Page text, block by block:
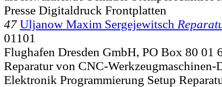
Presse Digitaldruck Frontplatten
47 Uljanow Maxim Sergejewitsch
01101
Flughafen Dresden GmbH, PO Box 80 01
Reparatur von CNC-Werkzeugmaschinen-
Elektronik Programmierung Setup